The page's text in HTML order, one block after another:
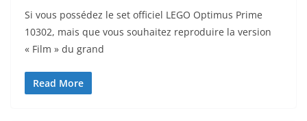
Si vous possédez le set officiel LEGO Optimus Prime
10302, mais que vous souhaitez reproduire la version
« Film » du grand
Read More